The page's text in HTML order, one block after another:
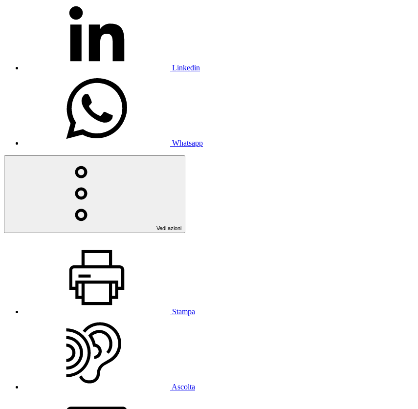
Linkedin
Whatsapp
Vedi azioni
Stampa
Ascolta